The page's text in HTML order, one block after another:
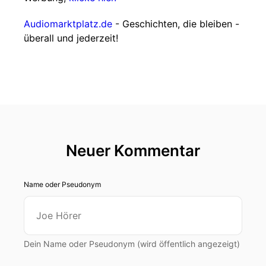
Audiomarktplatz.de - Geschichten, die bleiben -
überall und jederzeit!
Neuer Kommentar
Name oder Pseudonym
Dein Name oder Pseudonym (wird öffentlich angezeigt)